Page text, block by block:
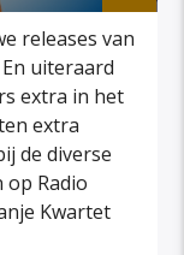
releases van
uiteraard
extra in het
extra
de diverse
op Radio
Kwartet